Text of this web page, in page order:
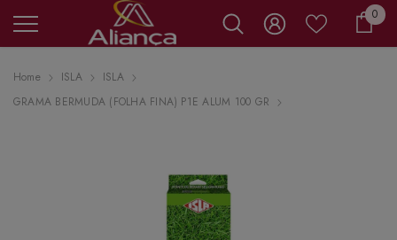
00
Home ISLA
ISLA
GRAMA BERMUDA (FOLHA FINA) P1E ALUM 100 GR